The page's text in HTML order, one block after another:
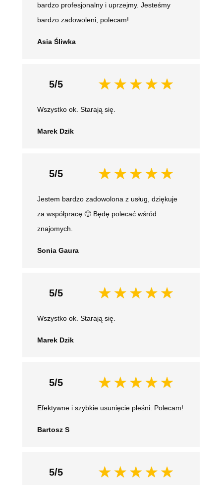
bardzo profesjonalny i uprzejmy. Jesteśmy
bardzo zadowoleni, polecam!
Asia Śliwka
5/5
Wszystko ok. Starają się.
Marek Dzik
5/5
Jestem bardzo zadowolona z usług, dziękuje
za współpracę 🙂 Będę polecać wśród
znajomych.
Sonia Gaura
5/5
Wszystko ok. Starają się.
Marek Dzik
5/5
Efektywne i szybkie usunięcie pleśni. Polecam!
Bartosz S
5/5